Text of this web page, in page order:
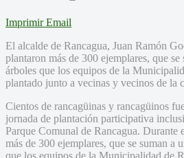
Imprimir Email
El alcalde de Rancagua, Juan Ramón
plantaron más de 300 ejemplares, que
árboles que los equipos de la
plantado junto a vecinas y vecinos de la
Cientos de rancagüinas y rancagüinos
jornada de plantación participativa
Parque Comunal de Rancagua. Durante
más de 300 ejemplares, que se suman a
que los equipos de la Municipalidad de